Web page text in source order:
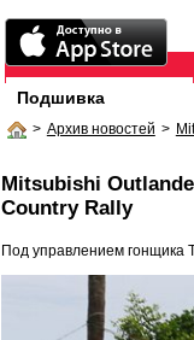
Подшивка
> Архив новостей >
Mitsubishi
Country Rally
Под управлением гонщика